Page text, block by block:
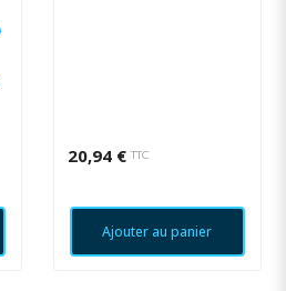
20,94 € TTC
Ajouter au panier